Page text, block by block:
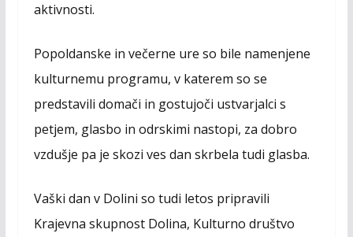
aktivnosti.
Popoldanske in večerne ure so bile namenjene
kulturnemu programu, v katerem so se
predstavili domači in gostujoči ustvarjalci s
petjem, glasbo in odrskimi nastopi, za dobro
vzdušje pa je skozi ves dan skrbela tudi glasba.
Vaški dan v Dolini so tudi letos pripravili
Krajevna skupnost Dolina, Kulturno društvo